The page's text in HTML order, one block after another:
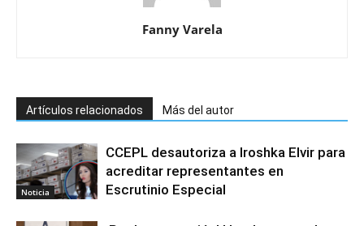
Fanny Varela
Artículos relacionados Más del autor
Noticia
CCEPL desautoriza a Iroshka Elvir para
acreditar representantes en
Escrutinio Especial